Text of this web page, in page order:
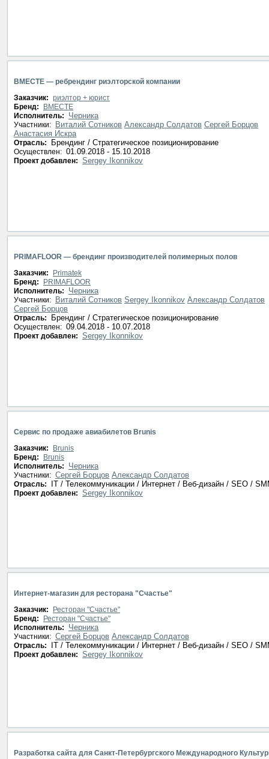
ВМЕСТЕ — ребрендинг риэлторской компании
Заказчик: риэлтор + юрист
Бренд:
ВМЕСТЕ
Исполнитель:
Черника
Участники: Виталий Сотников Александр Солдатов Сергей Борцов
Анастасия Искра
Отрасль: Брендинг / Стратегическое позиционирование
Осуществлен: 01.09.2018 - 15.10.2018
Проект добавлен: Sergey Ikonnikov
PRIMAFLOOR — брендинг производителей полимерных полов
Заказчик:
Primatek
Бренд:
PRIMAFLOOR
Исполнитель:
Черника
Участники: Виталий Сотников Sergey Ikonnikov Александр Солдатов
Сергей Борцов
Отрасль: Брендинг / Стратегическое позиционирование
Осуществлен: 09.04.2018 - 10.07.2018
Проект добавлен: Sergey Ikonnikov
Сервис по продаже авиабилетов Brunis
Заказчик:
Brunis
Бренд:
Brunis
Исполнитель:
Черника
Участники: Сергей Борцов Александр Солдатов
Отрасль: IT / Телекоммуникации / Интернет / Веб-дизайн / SEO /
Проект добавлен: Sergey Ikonnikov
Интернет-магазин для ресторана "Счастье"
Заказчик:
Ресторан "Счастье"
Бренд:
Ресторан "Счастье"
Исполнитель:
Черника
Участники: Сергей Борцов Александр Солдатов
Отрасль: IT / Телекоммуникации / Интернет / Веб-дизайн / SEO /
Проект добавлен: Sergey Ikonnikov
Разработка сайта для Санкт-Петербургского Международного